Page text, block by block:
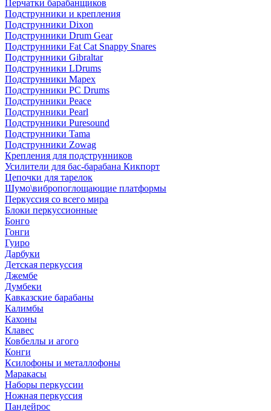
Перчатки барабанщиков
Подструнники и крепления
Подструнники Dixon
Подструнники Drum Gear
Подструнники Fat Cat Snappy Snares
Подструнники Gibraltar
Подструнники LDrums
Подструнники Mapex
Подструнники PC Drums
Подструнники Peace
Подструнники Pearl
Подструнники Puresound
Подструнники Tama
Подструнники Zowag
Крепления для подструнников
Усилители для бас-барабана Кикпорт
Цепочки для тарелок
Шумо\вибропоглощающие платформы
Перкуссия со всего мира
Блоки перкуссионные
Бонго
Гонги
Гуиро
Дарбуки
Детская перкуссия
Джембе
Думбеки
Кавказские барабаны
Калимбы
Кахоны
Клавес
Ковбеллы и агого
Конги
Ксилофоны и металлофоны
Маракасы
Наборы перкуссии
Ножная перкуссия
Пандейрос